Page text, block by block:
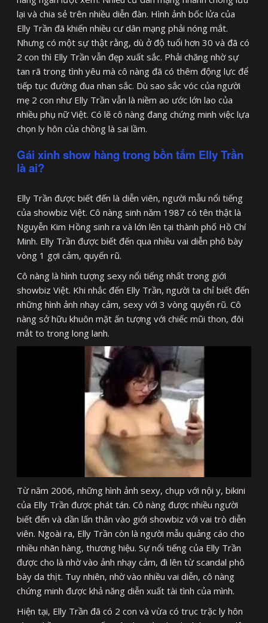
lại và chia sẻ trên nhiều diễn đàn. Hình ảnh bốc lửa của
Elly Trần đã khiến nhiều cư dân mạng phải nóng mắt.
Nhưng có một sự thật rằng, dù ở độ tuổi hơn 30 và đã có
2 con thì Elly Trần vẫn đẹp xuất sắc. Phải chăng nhờ sự
tan rã trong tình yêu mà cô nàng đã có thêm động lực để
tiếp tục đường đua nhan sắc. Dù sao sắc vóc của người
mẹ 2 con như Elly Trần vẫn là niềm ao ước lớn lao của
nhiều phụ nữ Việt. Có lẽ cô nàng đang chứng minh việc lựa
chọn ly hôn của chồng là sai lầm.
Gái xinh show hàng trong bồn tắm Elly Trần
là ai?
Elly Trần được biết đến là diễn viên, người mẫu nổi tiếng
của showbiz Việt. Cô nàng sinh năm 1987 có tên thật là
Nguyễn Kim Hồng sinh ra và lớn lên tại thành phố Hồ Chí
Minh. Elly Trần được biết đến qua nhiều vai diễn phô bày
vòng 1 gợi cảm, quyến rũ.
Cô nàng là hình tượng sexy nổi tiếng nhất trong giới
showbiz Việt. Khi nhắc đến Elly Trần, người ta chỉ biết đến
những hình ảnh nhạy cảm, sexy với 3 vòng quyến rũ. Cô
nàng sở hữu khuôn mặt ấn tượng với chiếc mũi thon, đôi
mắt to trong long lanh.
Từ năm 2006, những hình ảnh sexy, chụp với nội y, bikini
của Elly Trần được phát tán. Cô nàng được nhiều người
biết đến và dần lấn thân vào giới showbiz với vai trò diễn
viên. Ngoài ra, Elly Trần còn là người mẫu quảng cáo cho
nhiều nhãn hàng, thương hiệu. Sự nổi tiếng của Elly Trần
được cho là nhờ vào ảnh nhạy cảm, đi lên từ scandal phô
bày da thịt. Tuy nhiên, nhờ vào nhiều vai diễn, cô nàng
chứng minh được khả năng diễn xuất tài tình của mình.
Hiện tại, Elly Trần đã có 2 con và vừa có trục trặc ly hôn